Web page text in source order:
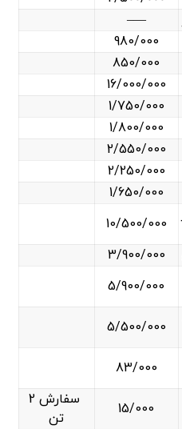
—–
980/000
850/000
16/000/000
1/750/000
1/800/000
2/550/000
2/250/000
1/650/000
10/500/000
3/900/000
5/900/000
5/500/000
83/000
15/000
سفارش 2
تن